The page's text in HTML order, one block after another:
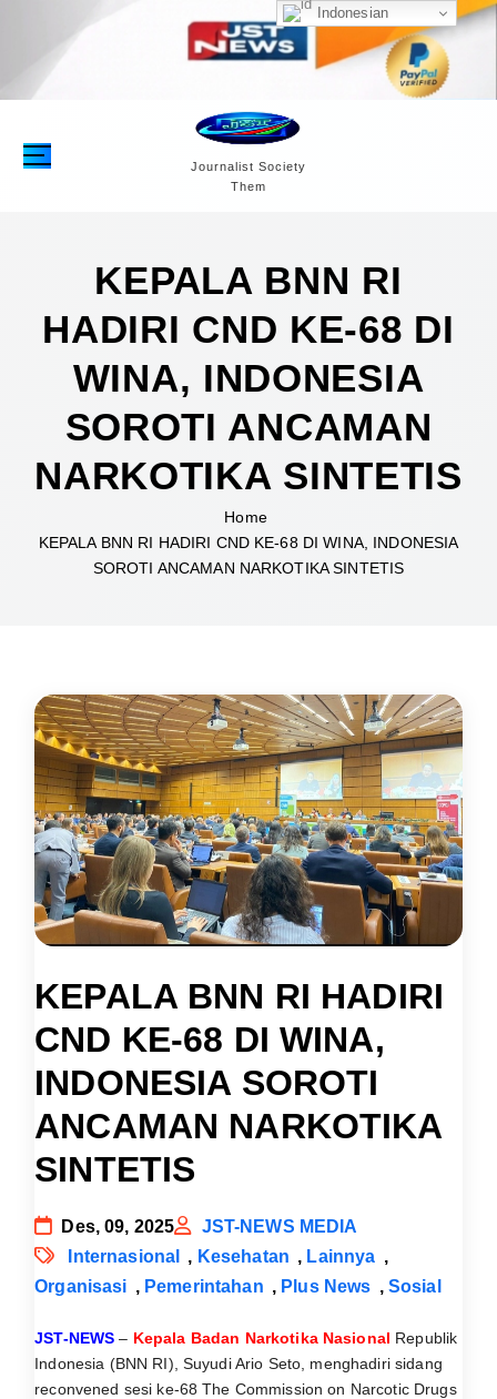
Journalist Society
Them
KEPALA BNN RI
HADIRI CND KE-68 DI
WINA, INDONESIA
SOROTI ANCAMAN
NARKOTIKA SINTETIS
Home
KEPALA BNN RI HADIRI CND KE-68 DI WINA, INDONESIA
SOROTI ANCAMAN NARKOTIKA SINTETIS
KEPALA BNN RI HADIRI
CND KE-68 DI WINA,
INDONESIA SOROTI
ANCAMAN NARKOTIKA
SINTETIS
Des, 09, 2025
JST-NEWS MEDIA
Internasional
, Kesehatan , Lainnya ,
Organisasi , Pemerintahan , Plus News , Sosial
JST-NEWS – Kepala Badan Narkotika Nasional Republik
Indonesia (BNN RI), Suyudi Ario Seto, menghadiri sidang
reconvened sesi ke-68 The Commission on Narcotic Drugs
Indonesian